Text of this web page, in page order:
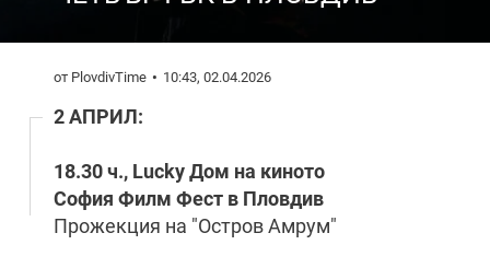
от PlovdivTime 10:43, 02.04.2026
2 АПРИЛ:
18.30 ч., Lucky Дом на киното
София Филм Фест в Пловдив
Прожекция на "Остров Амрум"